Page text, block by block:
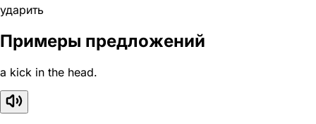
ударить
Примеры предложений
a kick in the head.